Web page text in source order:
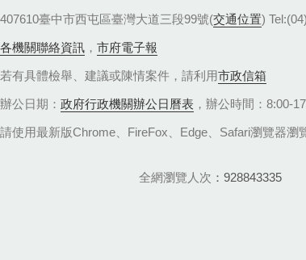
407610臺中市西屯區臺灣大道三段99號(交通位置)
各機關聯絡資訊 ， 市府電子報
若有具體檢舉、建議或陳情案件，請利用市政信箱
辦公日期： 政府行政機關辦公日曆表 ，辦公時間：8:00-
請使用最新版Chrome、FireFox、Edge、Safari瀏覽器瀏
全網瀏覽人次 928843335